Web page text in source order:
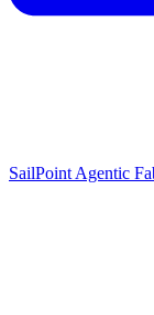
SailPoint Agentic